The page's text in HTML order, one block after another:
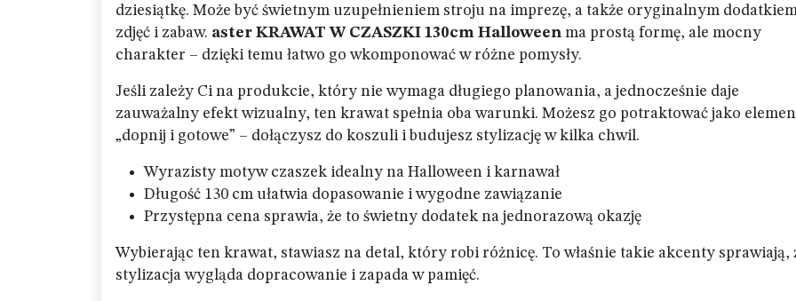
dziesiątkę. Może być świetnym uzupełnieniem stroju na imprezę, a także oryginalnym
zdjęć i zabaw. aster KRAWAT W CZASZKI 130cm Halloween ma prostą formę, ale mocny
charakter – dzięki temu łatwo go wkomponować w różne pomysły.
Jeśli zależy Ci na produkcie, który nie wymaga długiego planowania, a jednocześnie daje
zauważalny efekt wizualny, ten krawat spełnia oba warunki. Możesz go potraktować jako
„dopnij i gotowe” – dołączysz do koszuli i budujesz stylizację w kilka chwil.
Wyrazisty motyw czaszek idealny na Halloween i karnawał
Długość 130 cm ułatwia dopasowanie i wygodne zawiązanie
Przystępna cena sprawia, że to świetny dodatek na jednorazową okazję
Wybierając ten krawat, stawiasz na detal, który robi różnicę. To właśnie takie akcenty sprawiają,
stylizacja wygląda dopracowanie i zapada w pamięć.